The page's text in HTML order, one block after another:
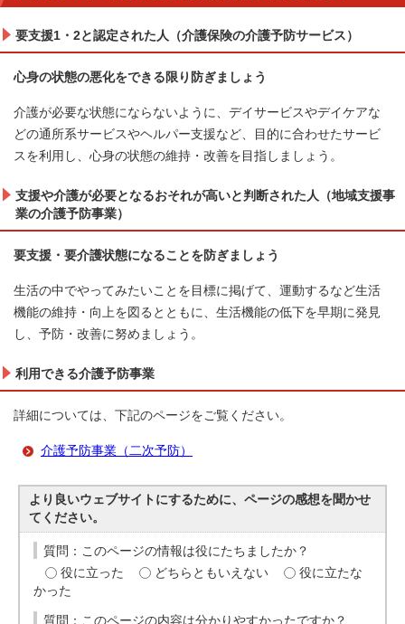
要支援1・2と認定された人（介護保険の介護予防サービス）
心身の状態の悪化をできる限り防ぎましょう
介護が必要な状態にならないように、デイサービスやデイケアな
どの通所系サービスやヘルパー支援など、目的に合わせたサービ
スを利用し、心身の状態の維持・改善を目指しましょう。
支援や介護が必要となるおそれが高いと判断された人（地域支援事
業の介護予防事業）
要支援・要介護状態になることを防ぎましょう
生活の中でやってみたいことを目標に掲げて、運動するなど生活
機能の維持・向上を図るとともに、生活機能の低下を早期に発見
し、予防・改善に努めましょう。
利用できる介護予防事業
詳細については、下記のページをご覧ください。
介護予防事業（二次予防）
より良いウェブサイトにするために、ページの感想を聞かせ
てください。
質問：このページの情報は役にたちましたか？
役に立った
どちらともいえない
役に立たな
かった
質問：このページの内容は分かりやすかったですか？